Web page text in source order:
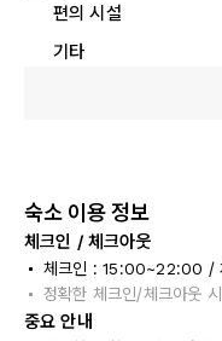
편의 시설
기타
숙소 이용 정보
체크인 / 체크아웃
체크인 : 15:00~22:00 /
정확한 체크인/체크아웃
중요 안내